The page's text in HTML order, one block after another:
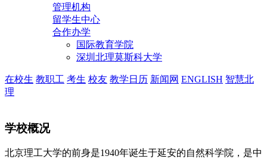
管理机构
留学生中心
合作办学
国际教育学院
深圳北理莫斯科大学
在校生 教职工 考生 校友 教学日历 新闻网 ENGLISH 智慧北
理
学校概况
北京理工大学的前身是1940年诞生于延安的自然科学院，是中